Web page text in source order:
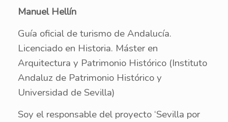
Manuel Hellín
Guía oficial de turismo de Andalucía.
Licenciado en Historia. Máster en
Arquitectura y Patrimonio Histórico (Instituto
Andaluz de Patrimonio Histórico y
Universidad de Sevilla)
Soy el responsable del proyecto ‘Sevilla por